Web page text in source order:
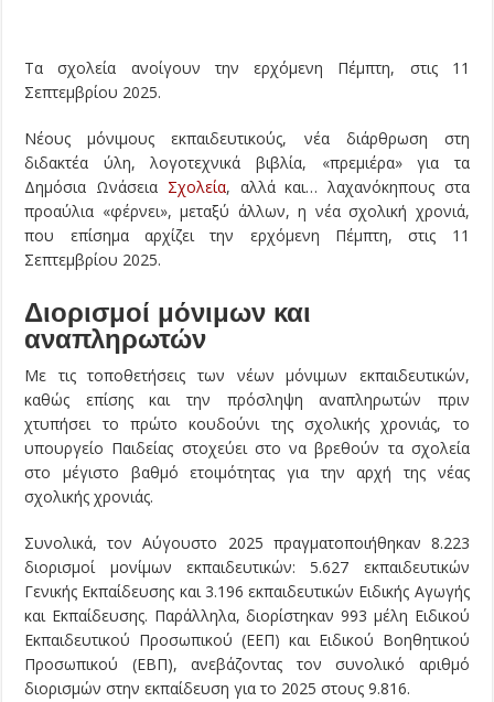
Τα σχολεία ανοίγουν την ερχόμενη Πέμπτη, στις 11
Σεπτεμβρίου 2025.
Νέους μόνιμους εκπαιδευτικούς, νέα διάρθρωση στη
διδακτέα ύλη, λογοτεχνικά βιβλία, «πρεμιέρα» για τα
Δημόσια Ωνάσεια Σχολεία, αλλά και… λαχανόκηπους στα
προαύλια «φέρνει», μεταξύ άλλων, η νέα σχολική χρονιά,
που επίσημα αρχίζει την ερχόμενη Πέμπτη, στις 11
Σεπτεμβρίου 2025.
Διορισμοί μόνιμων και
αναπληρωτών
Με τις τοποθετήσεις των νέων μόνιμων εκπαιδευτικών,
καθώς επίσης και την πρόσληψη αναπληρωτών πριν
χτυπήσει το πρώτο κουδούνι της σχολικής χρονιάς, το
υπουργείο Παιδείας στοχεύει στο να βρεθούν τα σχολεία
στο μέγιστο βαθμό ετοιμότητας για την αρχή της νέας
σχολικής χρονιάς.
Συνολικά, τον Αύγουστο 2025 πραγματοποιήθηκαν 8.223
διορισμοί μονίμων εκπαιδευτικών: 5.627 εκπαιδευτικών
Γενικής Εκπαίδευσης και 3.196 εκπαιδευτικών Ειδικής Αγωγής
και Εκπαίδευσης. Παράλληλα, διορίστηκαν 993 μέλη Ειδικού
Εκπαιδευτικού Προσωπικού (ΕΕΠ) και Ειδικού Βοηθητικού
Προσωπικού (ΕΒΠ), ανεβάζοντας τον συνολικό αριθμό
διορισμών στην εκπαίδευση για το 2025 στους 9.816.